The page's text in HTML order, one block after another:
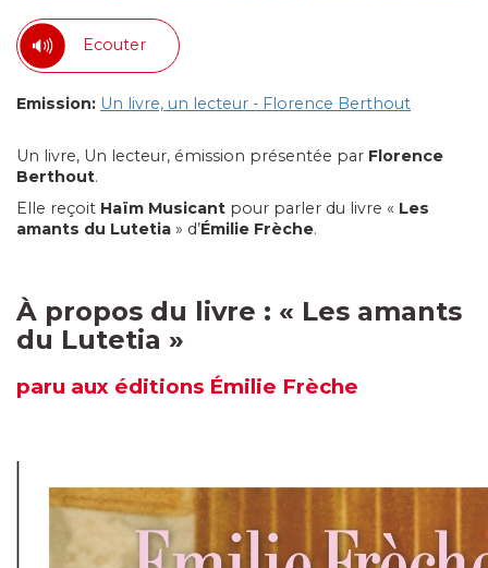
Ecouter
Emission: Un livre, un lecteur - Florence Berthout
Un livre, Un lecteur, émission présentée par Florence
Berthout.
Elle reçoit Haïm Musicant pour parler du livre « Les
amants du Lutetia » d’Émilie Frèche.
À propos du livre : « Les amants
du Lutetia »
paru aux éditions Émilie Frèche